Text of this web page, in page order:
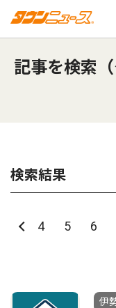
記事を検索
検索結果
4 5 6
伊